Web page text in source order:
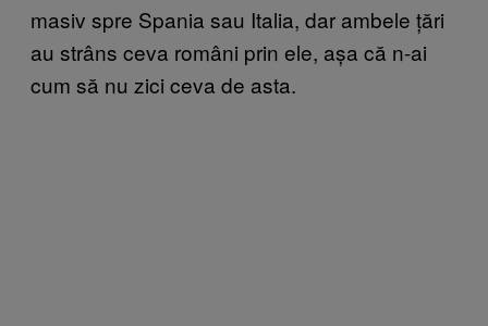
masiv spre Spania sau Italia, dar ambele țări
au strâns ceva români prin ele, așa că n-ai
cum să nu zici ceva de asta.